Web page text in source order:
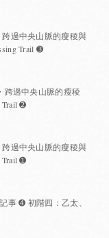
過中央山脈的瘦稜與
Trail ➌
跨過中央山脈的瘦稜
Trail ➋
過中央山脈的瘦稜與
Trail ➊
事 ➍ 初階四：乙太、